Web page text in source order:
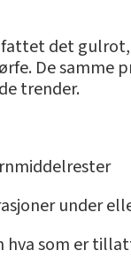
det
De samme
trender.
under
hva som er